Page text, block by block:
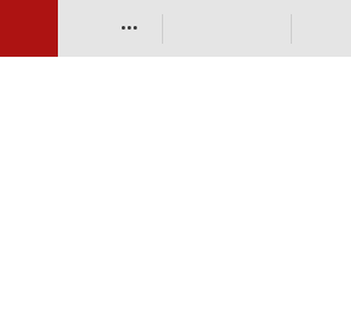
•••